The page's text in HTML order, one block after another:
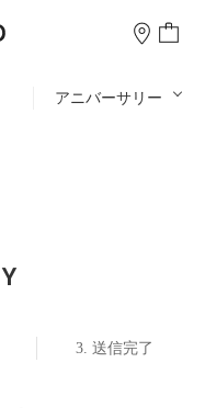
アニバーサリー
送信完了